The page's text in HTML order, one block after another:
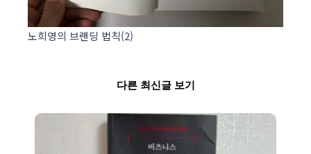
노희영의 브랜딩 법칙(2)
다른 최신글 보기